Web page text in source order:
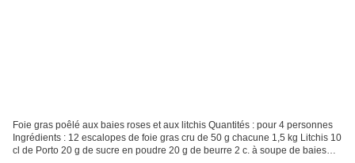
Foie gras poêlé aux baies roses et aux litchis Quantités : pour 4 personnes
Ingrédients : 12 escalopes de foie gras cru de 50 g chacune 1,5 kg Litchis 10
cl de Porto 20 g de sucre en poudre 20 g de beurre 2 c. à soupe de baies